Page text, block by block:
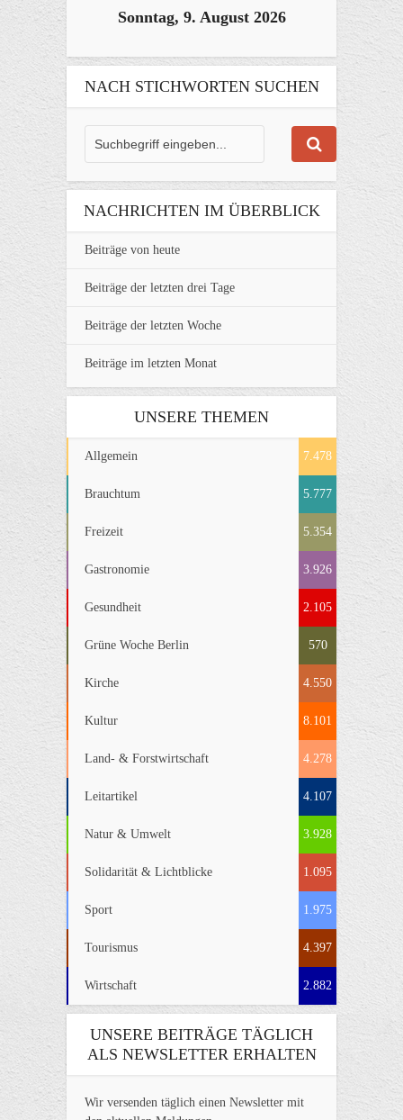
Sonntag, 9. August 2026
NACH STICHWORTEN SUCHEN
NACHRICHTEN IM ÜBERBLICK
Beiträge von heute
Beiträge der letzten drei Tage
Beiträge der letzten Woche
Beiträge im letzten Monat
UNSERE THEMEN
Allgemein 7.478
Brauchtum 5.777
Freizeit 5.354
Gastronomie 3.926
Gesundheit 2.105
Grüne Woche Berlin 570
Kirche 4.550
Kultur 8.101
Land- & Forstwirtschaft 4.278
Leitartikel 4.107
Natur & Umwelt 3.928
Solidarität & Lichtblicke 1.095
Sport 1.975
Tourismus 4.397
Wirtschaft 2.882
UNSERE BEITRÄGE TÄGLICH
ALS NEWSLETTER ERHALTEN
Wir versenden täglich einen Newsletter mit